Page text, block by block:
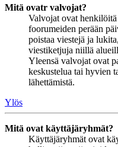
Mitä ovatr valvojat?
Valvojat ovat
foorumeiden perään
poistaa viestejä ja
viestiketjuja niillä
Yleensä valvojat ovat
keskustelua tai hyvien
lähettämistä.
Ylös
Mitä ovat käyttäjäryhmät?
Käyttäjäryhmät ovat